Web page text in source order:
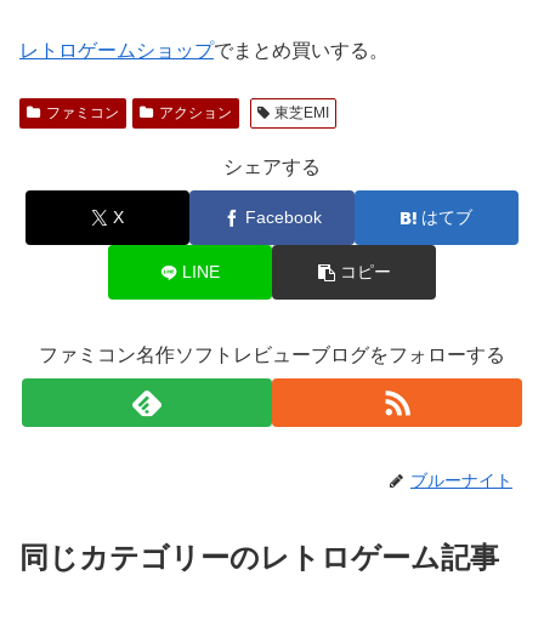
レトロゲームショップでまとめ買いする。
ファミコン アクション 東芝EMI
シェアする
X Facebook はてブ
LINE コピー
ファミコン名作ソフトレビューブログをフォローする
ブルーナイト
同じカテゴリーのレトロゲーム記事